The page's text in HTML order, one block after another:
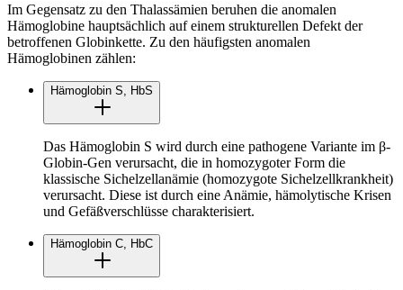
Im Gegensatz zu den Thalassämien beruhen die anomalen
Hämoglobine hauptsächlich auf einem strukturellen Defekt der
betroffenen Globinkette. Zu den häufigsten anomalen
Hämoglobinen zählen:
Hämoglobin S, HbS
Das Hämoglobin S wird durch eine pathogene Variante im β-
Globin-Gen verursacht, die in homozygoter Form die
klassische Sichelzellanämie (homozygote Sichelzellkrankheit)
verursacht. Diese ist durch eine Anämie, hämolytische Krisen
und Gefäßverschlüsse charakterisiert.
Hämoglobin C, HbC